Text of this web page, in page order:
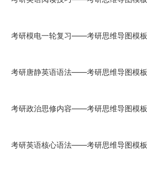
考研模电一轮复习——考研思维导图模板
考研唐静英语语法——考研思维导图模板
考研政治思修内容——考研思维导图模板
考研英语核心语法——考研思维导图模板